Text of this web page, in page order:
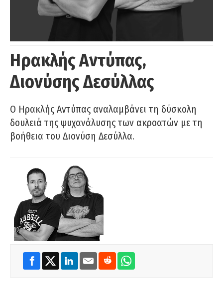
Ηρακλής Αντύπας,
Διονύσης Δεσύλλας
Ο Ηρακλής Αντύπας αναλαμβάνει τη δύσκολη
δουλειά της ψυχανάλυσης των ακροατών με τη
βοήθεια του Διονύση Δεσύλλα.